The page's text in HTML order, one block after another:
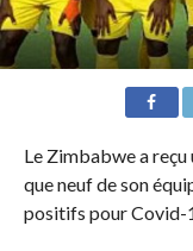
Le Zimbabwe a
que neuf de son
positifs pour Covid-